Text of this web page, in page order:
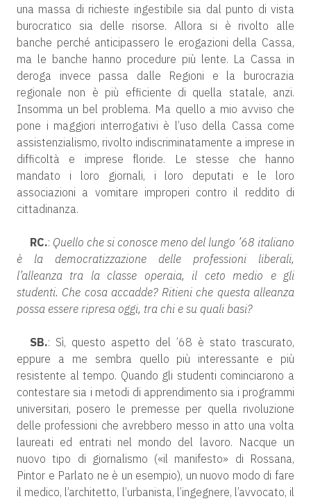
una massa di richieste ingestibile sia dal punto di vista
burocratico sia delle risorse. Allora si è rivolto alle
banche perché anticipassero le erogazioni della Cassa,
ma le banche hanno procedure più lente. La Cassa in
deroga invece passa dalle Regioni e la burocrazia
regionale non è più efficiente di quella statale, anzi.
Insomma un bel problema. Ma quello a mio avviso che
pone i maggiori interrogativi è l’uso della Cassa come
assistenzialismo, rivolto indiscriminatamente a imprese in
difficoltà e imprese floride. Le stesse che hanno
mandato i loro giornali, i loro deputati e le loro
associazioni a vomitare improperi contro il reddito di
cittadinanza.
RC.: Quello che si conosce meno del lungo ’68 italiano
è la democratizzazione delle professioni liberali,
l’alleanza tra la classe operaia, il ceto medio e gli
studenti. Che cosa accadde? Ritieni che questa alleanza
possa essere ripresa oggi, tra chi e su quali basi?
SB.: Sì, questo aspetto del ’68 è stato trascurato,
eppure a me sembra quello più interessante e più
resistente al tempo. Quando gli studenti cominciarono a
contestare sia i metodi di apprendimento sia i programmi
universitari, posero le premesse per quella rivoluzione
delle professioni che avrebbero messo in atto una volta
laureati ed entrati nel mondo del lavoro. Nacque un
nuovo tipo di giornalismo («il manifesto» di Rossana,
Pintor e Parlato ne è un esempio), un nuovo modo di fare
il medico, l’architetto, l’urbanista, l’ingegnere, l’avvocato, il